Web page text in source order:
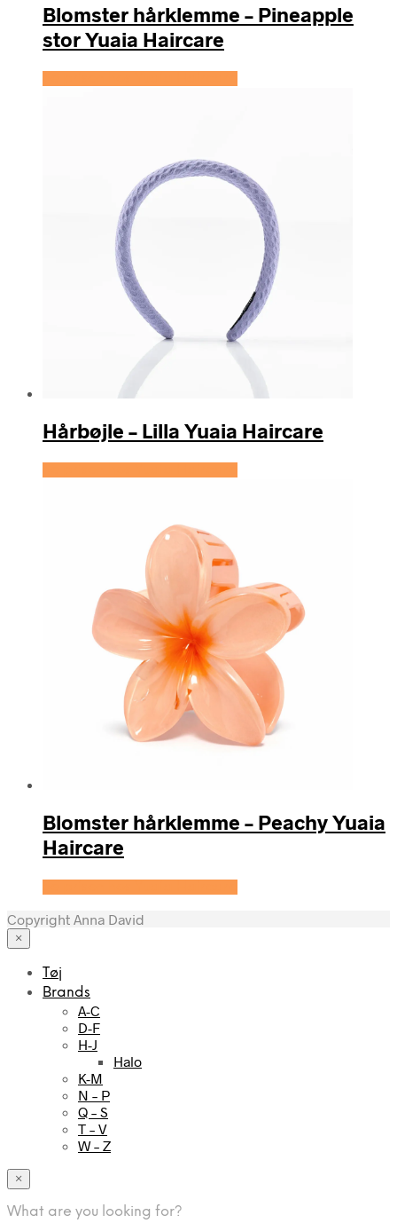
Blomster hårklemme – Pineapple
stor Yuaia Haircare
Hårbøjle – Lilla Yuaia Haircare
Blomster hårklemme – Peachy Yuaia
Haircare
Copyright Anna David
×
Tøj
Brands
A-C
D-F
H-J
Halo
K-M
N – P
Q – S
T – V
W – Z
×
What are you looking for?